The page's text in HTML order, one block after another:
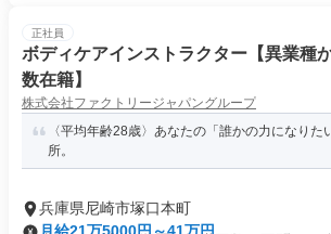
正社員
ボディケアインストラクター【異業種
数在籍】
株式会社ファクトリージャパングループ
〈平均年齢28歳〉あなたの「誰かの力になりた
所。
兵庫県尼崎市塚口本町